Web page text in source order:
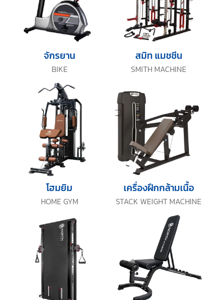
BIKE
จักรยาน
SMITH MACHINE
สมิท แมชชีน
HOME GYM
โฮมยิม
STACK WEIGHT MACHINE
เครื่องฝึกกล้ามเนื้อ